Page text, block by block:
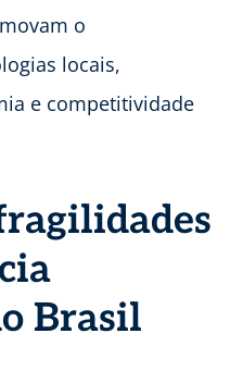
o
locais,
e competitividade
Brasil